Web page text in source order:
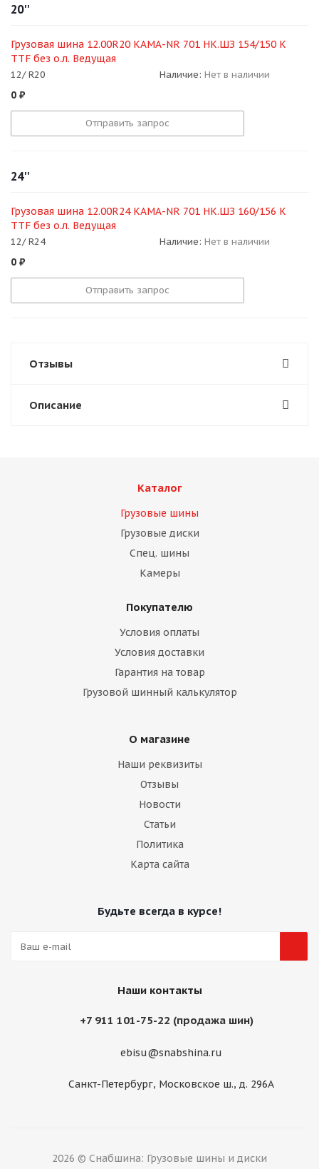
20''
Грузовая шина 12.00R20 КАМА-NR 701 НК.ШЗ 154/150 K
TTF без о.л. Ведущая
12/ R20 Наличие: Нет в наличии
0 ₽
Отправить запрос
24''
Грузовая шина 12.00R24 КАМА-NR 701 НК.ШЗ 160/156 K
TTF без о.л. Ведущая
12/ R24 Наличие: Нет в наличии
0 ₽
Отправить запрос
Отзывы
Описание
Каталог
Грузовые шины
Грузовые диски
Спец. шины
Камеры
Покупателю
Условия оплаты
Условия доставки
Гарантия на товар
Грузовой шинный калькулятор
О магазине
Наши реквизиты
Отзывы
Новости
Статьи
Политика
Карта сайта
Будьте всегда в курсе!
Наши контакты
+7 911 101-75-22 (продажа шин)
ebisu@snabshina.ru
Санкт-Петербург, Московское ш., д. 296А
2026 © Снабшина: Грузовые шины и диски